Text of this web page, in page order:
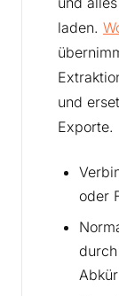
laden.
und
Exporte.
oder